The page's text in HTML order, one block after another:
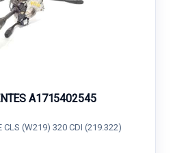
A1715402545
CLS (W219) 320 CDI (219.322)